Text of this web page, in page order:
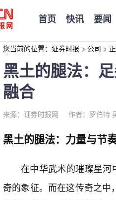
首页 快讯 要闻
您当前的位置： 证券时报 > 公司 >
黑土的腿法：
融合
来源：证券时报网 作者：罗伯特·
黑土的腿法：力量与节
在中华武术的璀璨星河
奇的象征。而在这传奇之